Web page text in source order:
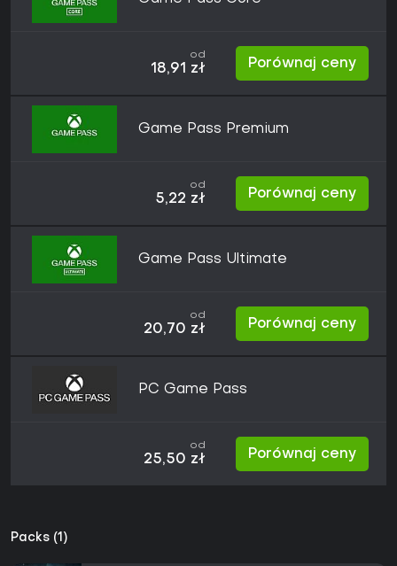
od
18,91 zł Porównaj ceny
Game Pass Premium
od
5,22 zł Porównaj ceny
Game Pass Ultimate
od
20,70 zł Porównaj ceny
PC Game Pass
od
25,50 zł Porównaj ceny
Packs (1)